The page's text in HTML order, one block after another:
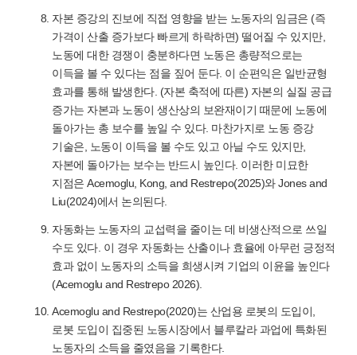
자본 증강의 진보에 직접 영향을 받는 노동자의 임금은 (즉
가격이 산출 증가보다 빠르게 하락하면) 떨어질 수 있지만,
노동에 대한 경쟁이 충분하다면 노동은 총량적으로는
이득을 볼 수 있다는 점을 짚어 둔다. 이 순편익은 일반균형
효과를 통해 발생한다. (자본 축적에 따른) 자본의 실질 공급
증가는 자본과 노동이 생산상의 보완재이기 때문에 노동에
돌아가는 총 보수를 높일 수 있다. 마찬가지로 노동 증강
기술은, 노동이 이득을 볼 수도 있고 아닐 수도 있지만,
자본에 돌아가는 보수는 반드시 높인다. 이러한 미묘한
지점은 Acemoglu, Kong, and Restrepo(2025)와 Jones and
Liu(2024)에서 논의된다.
자동화는 노동자의 교섭력을 줄이는 데 비생산적으로 쓰일
수도 있다. 이 경우 자동화는 산출이나 효율에 아무런 긍정적
효과 없이 노동자의 소득을 희생시켜 기업의 이윤을 높인다
(Acemoglu and Restrepo 2026).
Acemoglu and Restrepo(2020)는 산업용 로봇의 도입이,
로봇 도입이 집중된 노동시장에서 블루칼라 과업에 특화된
노동자의 소득을 줄였음을 기록한다.